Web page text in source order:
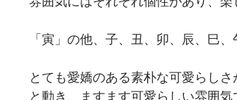
「寅」の他、子、丑、卯、辰、巳
とても愛嬌のある素朴な可愛らし
と動き、ますます可愛らしい雰囲気